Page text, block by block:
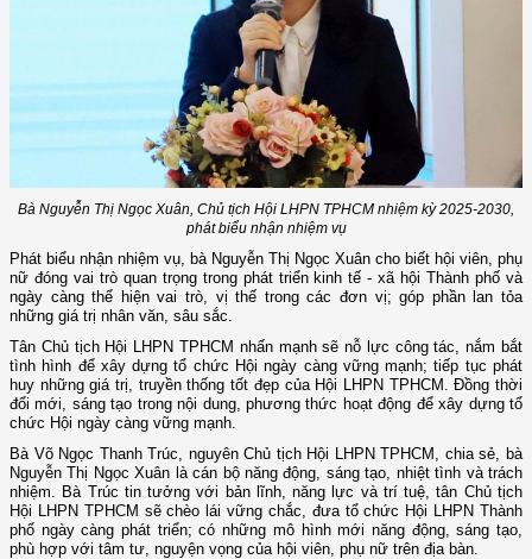
Bà Nguyễn Thị Ngọc Xuân, Chủ tịch Hội LHPN TPHCM nhiệm kỳ 2025-2030,
phát biểu nhận nhiệm vụ
Phát biểu nhận nhiệm vụ, bà Nguyễn Thị Ngọc Xuân cho biết hội viên, phụ
nữ đóng vai trò quan trọng trong phát triển kinh tế - xã hội Thành phố và
ngày càng thể hiện vai trò, vị thế trong các đơn vị; góp phần lan tỏa
những giá trị nhân văn, sâu sắc.
Tân Chủ tịch Hội LHPN TPHCM nhấn mạnh sẽ nỗ lực công tác, nắm bắt
tình hình để xây dựng tổ chức Hội ngày càng vững mạnh; tiếp tục phát
huy những giá trị, truyền thống tốt đẹp của Hội LHPN TPHCM. Đồng thời
đổi mới, sáng tạo trong nội dung, phương thức hoạt động để xây dựng tổ
chức Hội ngày càng vững mạnh.
Bà Võ Ngọc Thanh Trúc, nguyên Chủ tịch Hội LHPN TPHCM, chia sẻ, bà
Nguyễn Thị Ngọc Xuân là cán bộ năng động, sáng tạo, nhiệt tình và trách
nhiệm. Bà Trúc tin tưởng với bản lĩnh, năng lực và trí tuệ, tân Chủ tịch
Hội LHPN TPHCM sẽ chèo lái vững chắc, đưa tổ chức Hội LHPN Thành
phố ngày càng phát triển; có những mô hình mới năng động, sáng tạo,
phù hợp với tâm tư, nguyện vọng của hội viên, phụ nữ trên địa bàn.